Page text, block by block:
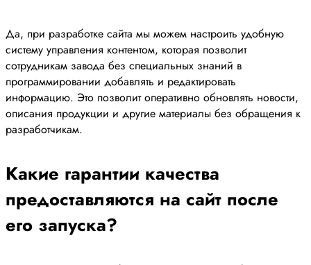
Да, при разработке сайта мы можем настроить удобную
систему управления контентом, которая позволит
сотрудникам завода без специальных знаний в
программировании добавлять и редактировать
информацию. Это позволит оперативно обновлять новости,
описания продукции и другие материалы без обращения к
разработчикам.
Какие гарантии качества
предоставляются на сайт после
его запуска?